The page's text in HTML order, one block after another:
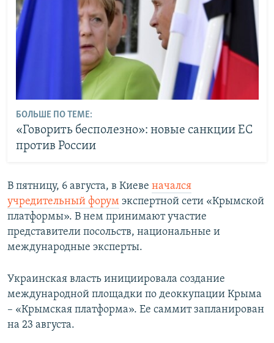
БОЛЬШЕ ПО ТЕМЕ:
«Говорить бесполезно»: новые санкции ЕС
против России
В пятницу, 6 августа, в Киеве начался
учредительный форум экспертной сети «Крымской
платформы». В нем принимают участие
представители посольств, национальные и
международные эксперты.
Украинская власть инициировала создание
международной площадки по деоккупации Крыма
– «Крымская платформа». Ее саммит запланирован
на 23 августа.